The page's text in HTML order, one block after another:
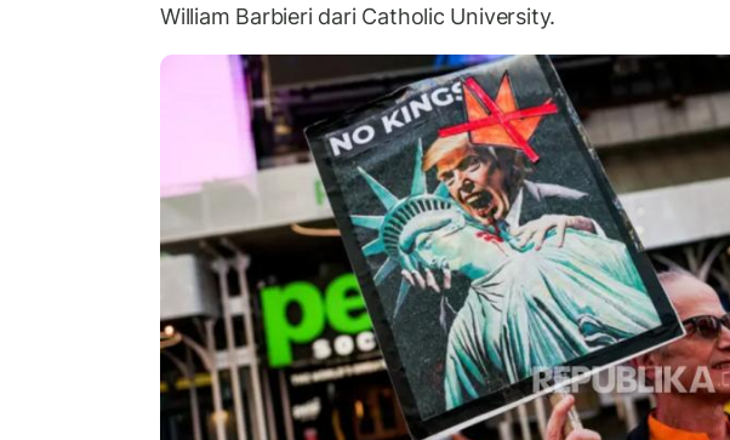
William Barbieri dari Catholic University.